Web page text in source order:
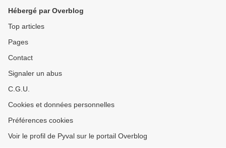
Hébergé par Overblog
Top articles
Pages
Contact
Signaler un abus
C.G.U.
Cookies et données personnelles
Préférences cookies
Voir le profil de Pyval sur le portail Overblog